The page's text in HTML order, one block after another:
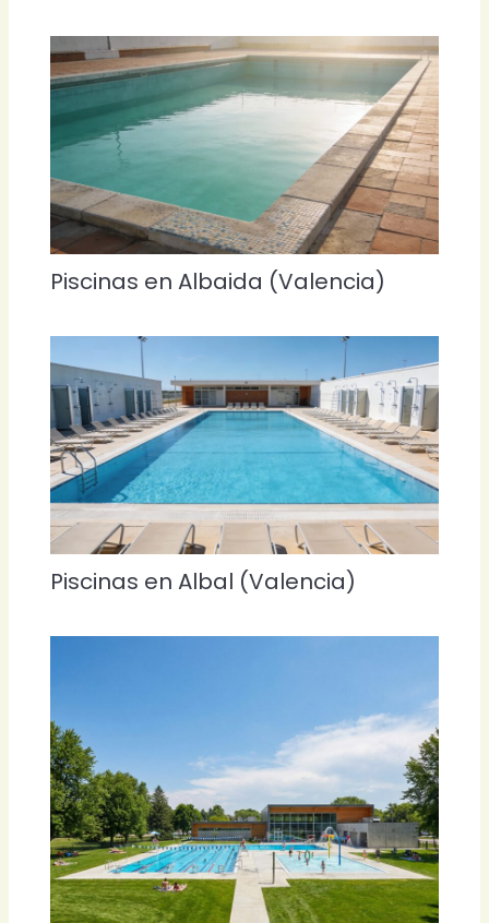
Piscinas en Albaida (Valencia)
Piscinas en Albal (Valencia)